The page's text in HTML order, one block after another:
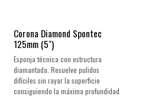
Corona Diamond Spontec
125mm (5")
Esponja técnica con estructura
diamantada. Resuelve pulidos
difíciles sin rayar la superficie
consiguiendo la máxima profundidad